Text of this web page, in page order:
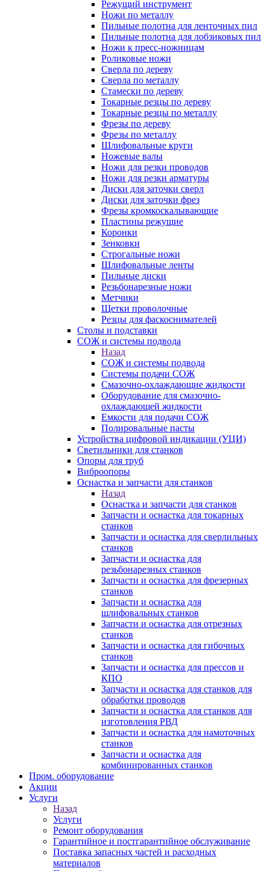
Режущий инструмент
Ножи по металлу
Пильные полотна для ленточных пил
Пильные полотна для лобзиковых пил
Ножи к пресс-ножницам
Роликовые ножи
Сверла по дереву
Сверла по металлу
Стамески по дереву
Токарные резцы по дереву
Токарные резцы по металлу
Фрезы по дереву
Фрезы по металлу
Шлифовальные круги
Ножевые валы
Ножи для резки проводов
Ножи для резки арматуры
Диски для заточки сверл
Диски для заточки фрез
Фрезы кромкоскалывающие
Пластины режущие
Коронки
Зенковки
Строгальные ножи
Шлифовальные ленты
Пильные диски
Резьбонарезные ножи
Метчики
Щетки проволочные
Резцы для фаскоснимателей
Столы и подставки
СОЖ и системы подвода
Назад
СОЖ и системы подвода
Системы подачи СОЖ
Смазочно-охлаждающие жидкости
Оборудование для смазочно-
охлаждающей жидкости
Емкости для подачи СОЖ
Полировальные пасты
Устройства цифровой индикации (УЦИ)
Светильники для станков
Опоры для труб
Виброопоры
Оснастка и запчасти для станков
Назад
Оснастка и запчасти для станков
Запчасти и оснастка для токарных
станков
Запчасти и оснастка для сверлильных
станков
Запчасти и оснастка для
резьбонарезных станков
Запчасти и оснастка для фрезерных
станков
Запчасти и оснастка для
шлифовальных станков
Запчасти и оснастка для отрезных
станков
Запчасти и оснастка для гибочных
станков
Запчасти и оснастка для прессов и
КПО
Запчасти и оснастка для станков для
обработки проводов
Запчасти и оснастка для станков для
изготовления РВД
Запчасти и оснастка для намоточных
станков
Запчасти и оснастка для
комбинированных станков
Пром. оборудование
Акции
Услуги
Назад
Услуги
Ремонт оборудования
Гарантийное и постгарантийное обслуживание
Поставка запасных частей и расходных
материалов